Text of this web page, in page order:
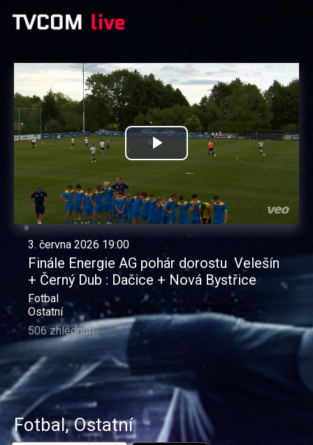
Přehrát
video
3. června 2026 19:00
Finále Energie AG pohár dorostu Velešín
+ Černý Dub : Dačice + Nová Bystřice
Fotbal
Ostatní
506 zhlédnutí
Fotbal,Ostatní